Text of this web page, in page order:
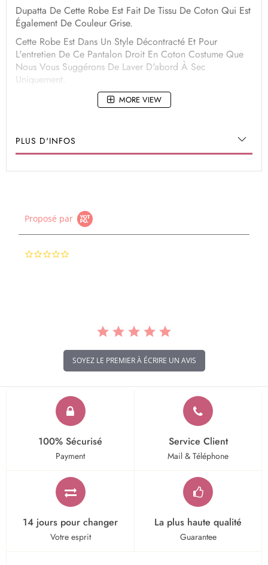
Dupatta De Cette Robe Est Fait De Tissu De Coton Qui Est
Également De Couleur Grise.
Cette Robe Est Dans Un Style Décontracté Et Pour
L'entretien De Ce Pantalon Droit En Coton Costume Que
Nous Vous Suggérons De Laver D'abord À Sec
Uniquement.
MORE VIEW
PLUS D'INFOS
Proposé par
SOYEZ LE PREMIER À ÉCRIRE UN AVIS
100% Sécurisé
Payment
Service Client
Mail & Téléphone
14 jours pour changer
Votre esprit
La plus haute qualité
Guarantee